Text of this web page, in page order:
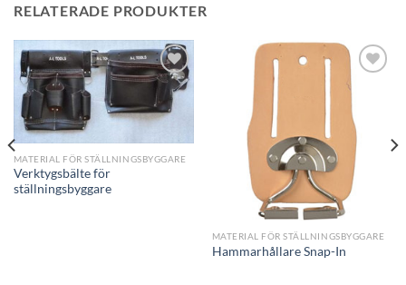
RELATERADE PRODUKTER
Add to
wishlist
MATERIAL FÖR STÄLLNINGSBYGGARE
Verktygsbälte för
ställningsbyggare
Add to
MATERIAL FÖR STÄLLNINGSBYGGARE
Hammarhållare Snap-In